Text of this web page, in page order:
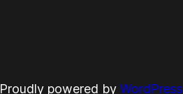
Proudly powered byWordPress